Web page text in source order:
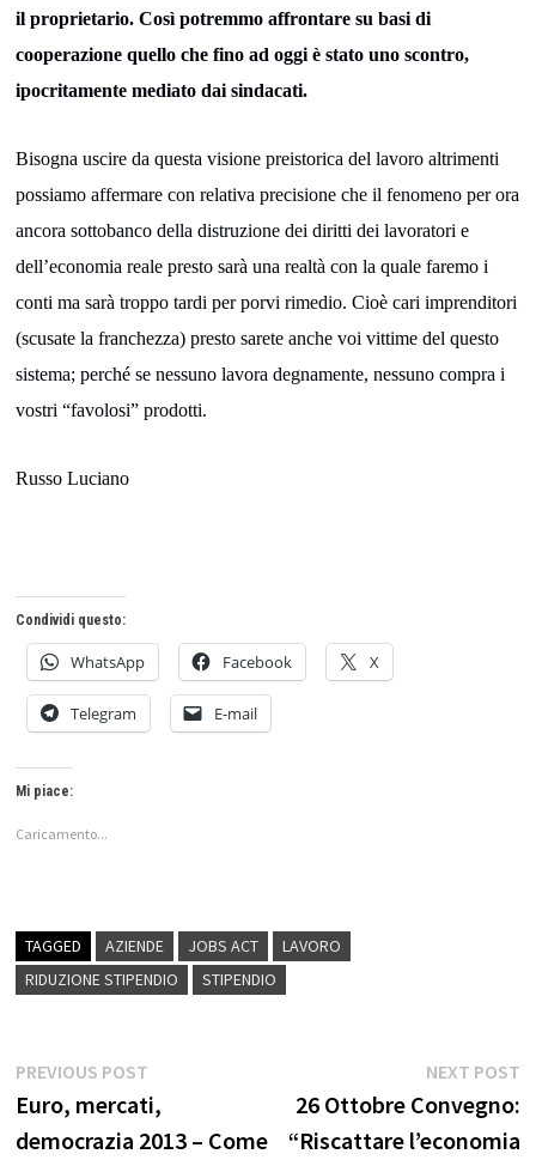
il proprietario. Così potremmo affrontare su basi di
cooperazione quello che fino ad oggi è stato uno scontro,
ipocritamente mediato dai sindacati.
Bisogna uscire da questa visione preistorica del lavoro altrimenti
possiamo affermare con relativa precisione che il fenomeno per ora
ancora sottobanco della distruzione dei diritti dei lavoratori e
dell’economia reale presto sarà una realtà con la quale faremo i
conti ma sarà troppo tardi per porvi rimedio. Cioè cari imprenditori
(scusate la franchezza) presto sarete anche voi vittime del questo
sistema; perché se nessuno lavora degnamente, nessuno compra i
vostri “favolosi” prodotti.
Russo Luciano
Condividi questo:
WhatsApp Facebook X
Telegram E-mail
Mi piace:
Caricamento...
TAGGED AZIENDE JOBS ACT
LAVORO
RIDUZIONE STIPENDIO
STIPENDIO
Navigazione
articoli
PREVIOUS POSTPrevious
post:
Euro, mercati,
democrazia 2013 – Come
NEXT POST
26 Ottobre Convegno:
“Riscattare l’economia